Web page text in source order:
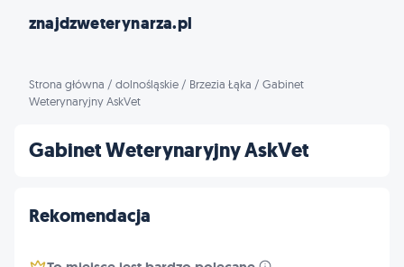
znajdzweterynarza.pl
Strona główna / dolnośląskie / Brzezia Łąka / Gabinet
Weterynaryjny AskVet
Gabinet Weterynaryjny AskVet
Rekomendacja